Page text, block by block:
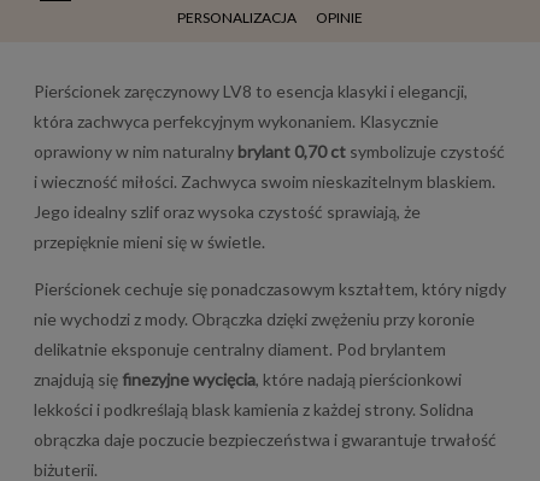
PERSONALIZACJA
OPINIE
Pierścionek zaręczynowy LV8 to esencja klasyki i elegancji,
która zachwyca perfekcyjnym wykonaniem. Klasycznie
oprawiony w nim naturalny brylant 0,70 ct symbolizuje czystość
i wieczność miłości. Zachwyca swoim nieskazitelnym blaskiem.
Jego idealny szlif oraz wysoka czystość sprawiają, że
przepięknie mieni się w świetle.
Pierścionek cechuje się ponadczasowym kształtem, który nigdy
nie wychodzi z mody. Obrączka dzięki zwężeniu przy koronie
delikatnie eksponuje centralny diament. Pod brylantem
znajdują się finezyjne wycięcia, które nadają pierścionkowi
lekkości i podkreślają blask kamienia z każdej strony. Solidna
obrączka daje poczucie bezpieczeństwa i gwarantuje trwałość
biżuterii.